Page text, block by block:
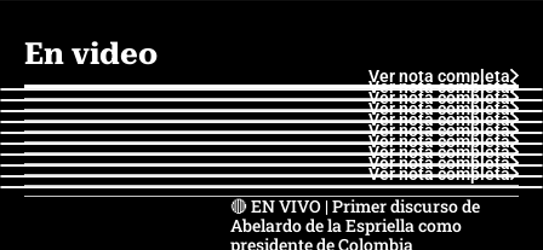
En video
Ver nota completa
Ver nota completa
Ver nota completa
Ver nota completa
Ver nota completa
Ver nota completa
Ver nota completa
Ver nota completa
Ver nota completa
Ver nota completa
🔴 EN VIVO | Primer discurso de
Abelardo de la Espriella como
presidente de Colombia